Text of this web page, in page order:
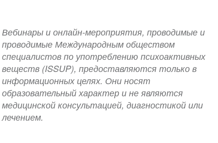
Вебинары и онлайн-мероприятия, проводимые и
проводимые Международным обществом
специалистов по употреблению психоактивных
веществ (ISSUP), предоставляются только в
информационных целях. Они носят
образовательный характер и не являются
медицинской консультацией, диагностикой или
лечением.